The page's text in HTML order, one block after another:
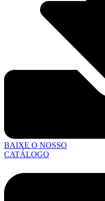
BAIXE O NOSSO
CATÁLOGO